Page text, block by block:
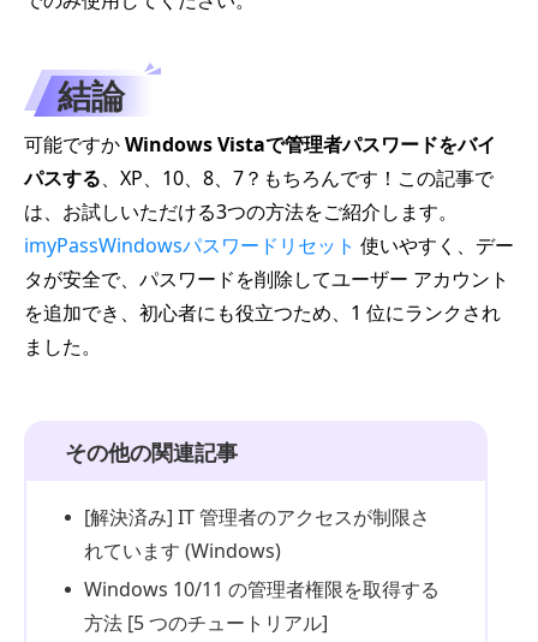
結論
可能ですかWindows Vistaで管理者パスワードをバイ
パスする、XP、10、8、7？もちろんです！この記事で
は、お試しいただける3つの方法をご紹介します。
imyPassWindowsパスワードリセット 使いやすく、デー
タが安全で、パスワードを削除してユーザー アカウント
を追加でき、初心者にも役立つため、1 位にランクされ
ました。
その他の関連記事
[解決済み] IT 管理者のアクセスが制限さ
れています (Windows)
Windows 10/11 の管理者権限を取得する
方法 [5 つのチュートリアル]